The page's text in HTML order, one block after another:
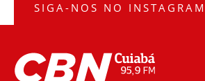
SIGA-NOS NO INSTAGRAM